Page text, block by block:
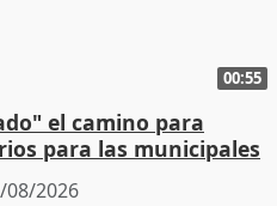
00:55
el camino para
para las municipales
08/2026